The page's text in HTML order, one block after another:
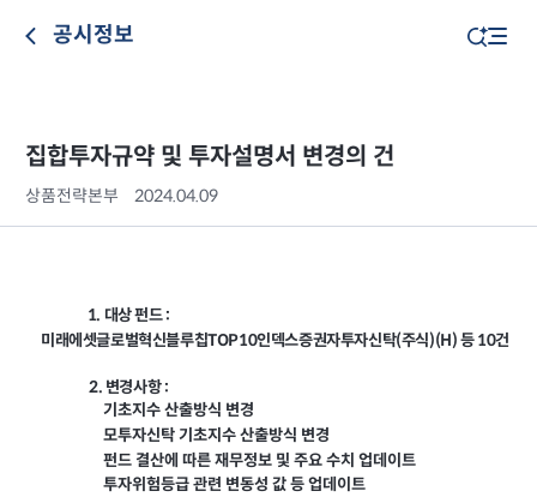
공시정보
집합투자규약 및 투자설명서 변경의 건
상품전략본부 2024.04.09
1. 대상 펀드 :
미래에셋글로벌혁신블루칩TOP10인덱스증권자투자신탁(주식)(H) 등 10건
2. 변경사항 :
기초지수 산출방식 변경
모투자신탁 기초지수 산출방식 변경
펀드 결산에 따른 재무정보 및 주요 수치 업데이트
투자위험등급 관련 변동성 값 등 업데이트